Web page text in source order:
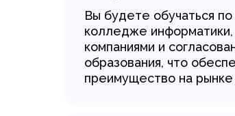
Вы будете обучаться
колледже
компаниями и
образования, что
преимущество на